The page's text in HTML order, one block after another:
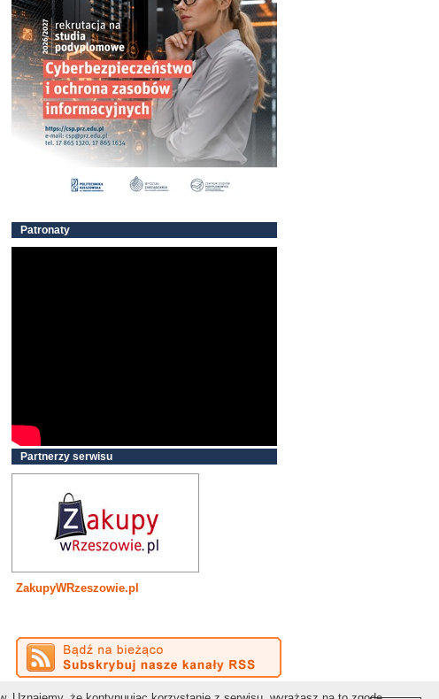
Patronaty
Partnerzy serwisu
ZakupyWRzeszowie.pl